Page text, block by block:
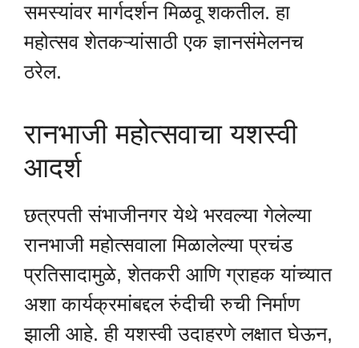
समस्यांवर मार्गदर्शन मिळवू शकतील. हा
महोत्सव शेतकऱ्यांसाठी एक ज्ञानसंमेलनच
ठरेल.
रानभाजी महोत्सवाचा यशस्वी
आदर्श
छत्रपती संभाजीनगर येथे भरवल्या गेलेल्या
रानभाजी महोत्सवाला मिळालेल्या प्रचंड
प्रतिसादामुळे, शेतकरी आणि ग्राहक यांच्यात
अशा कार्यक्रमांबद्दल रुंदीची रुची निर्माण
झाली आहे. ही यशस्वी उदाहरणे लक्षात घेऊन,